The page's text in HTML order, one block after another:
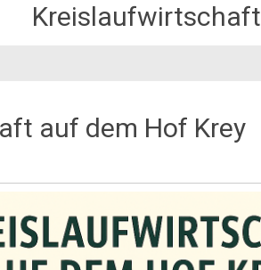
Kreislaufwirtschaft
auf dem Hof Krey